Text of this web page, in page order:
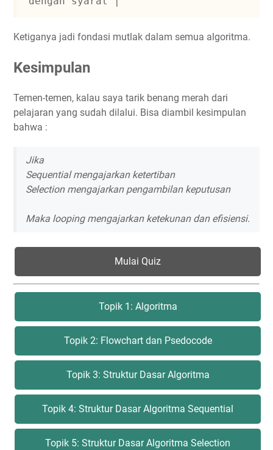
Ketiganya jadi fondasi mutlak dalam semua algoritma.
Kesimpulan
Temen-temen, kalau saya tarik benang merah dari
pelajaran yang sudah dilalui. Bisa diambil kesimpulan
bahwa :
Jika
Sequential mengajarkan ketertiban
Selection mengajarkan pengambilan keputusan
Maka looping mengajarkan ketekunan dan efisiensi.
Mulai Quiz
Topik 1: Algoritma
Topik 2: Flowchart dan Psedocode
Topik 3: Struktur Dasar Algoritma
Topik 4: Struktur Dasar Algoritma Sequential
Topik 5: Struktur Dasar Algoritma Selection